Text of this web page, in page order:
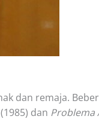
dan remaja.
(1985) dan Problema